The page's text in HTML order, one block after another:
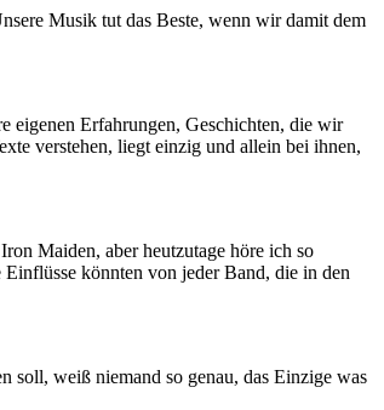
Musik tut das Beste, wenn wir damit dem
eigenen Erfahrungen, Geschichten, die wir
verstehen, liegt einzig und allein bei ihnen,
Maiden, aber heutzutage höre ich so
könnten von jeder Band, die in den
soll, weiß niemand so genau, das Einzige was